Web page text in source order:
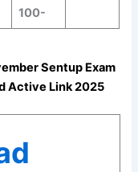
100-
SentupExam
Active Link 2025